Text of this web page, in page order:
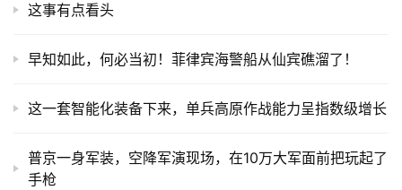
这事有点看头
早知如此，何必当初！菲律宾海警船从仙宾礁溜了！
这一套智能化装备下来，单兵高原作战能力呈指数级增长
普京一身军装，空降军演现场，在10万大军面前把玩起了
手枪